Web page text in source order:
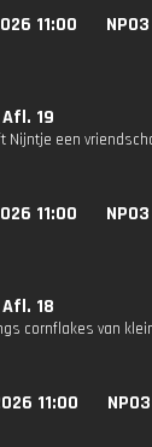
11:00 NPO3
19
Nijntje een
11:00 NPO3
18
cornflakes van
11:00 NPO3